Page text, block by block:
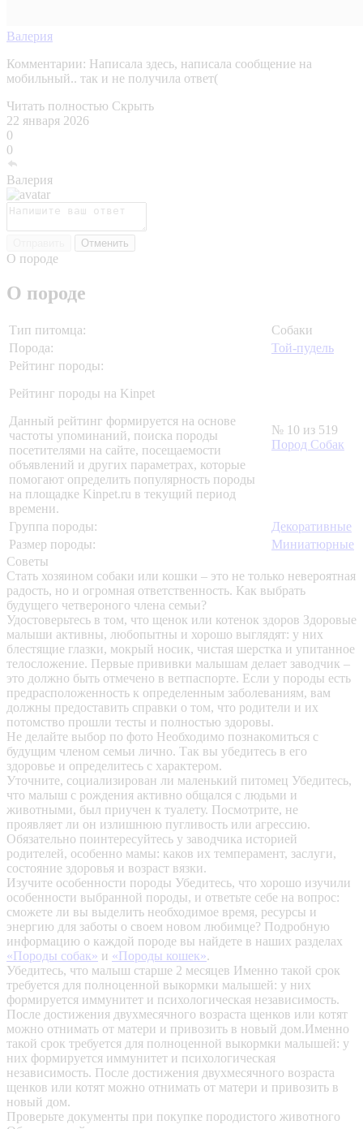
Валерия
Комментарии: Написала здесь, написала сообщение на
мобильный.. так и не получила ответ(
Читать полностью Скрыть
22 января 2026
0
0
Валерия
Отменить
О породе
О породе
Тип питомца:
Собаки
Порода:
Той-пудель
Рейтинг породы:
Рейтинг породы на Kinpet
Данный рейтинг формируется на основе
частоты упоминаний, поиска породы
посетителями на сайте, посещаемости
объявлений и других параметрах, которые
помогают определить популярность породы
на площадке Kinpet.ru в текущий период
времени.
№ 10 из 519
Пород Собак
Группа породы:
Декоративные
Размер породы:
Миниатюрные
Советы
Стать хозяином собаки или кошки – это не только невероятная
радость, но и огромная ответственность. Как выбрать
будущего четвероного члена семьи?
Удостоверьтесь в том, что щенок или котенок здоров Здоровые
малыши активны, любопытны и хорошо выглядят: у них
блестящие глазки, мокрый носик, чистая шерстка и упитанное
телосложение. Первые прививки малышам делает заводчик –
это должно быть отмечено в ветпаспорте. Если у породы есть
предрасположенность к определенным заболеваниям, вам
должны предоставить справки о том, что родители и их
потомство прошли тесты и полностью здоровы.
Не делайте выбор по фото Необходимо познакомиться с
будущим членом семьи лично. Так вы убедитесь в его
здоровье и определитесь с характером.
Уточните, социализирован ли маленький питомец Убедитесь,
что малыш с рождения активно общался с людьми и
животными, был приучен к туалету. Посмотрите, не
проявляет ли он излишнюю пугливость или агрессию.
Обязательно поинтересуйтесь у заводчика историей
родителей, особенно мамы: каков их темперамент, заслуги,
состояние здоровья и возраст вязки.
Изучите особенности породы Убедитесь, что хорошо изучили
особенности выбранной породы, и ответьте себе на вопрос:
сможете ли вы выделить необходимое время, ресурсы и
энергию для заботы о своем новом любимце? Подробную
информацию о каждой породе вы найдете в наших разделах
«Породы собак» и «Породы кошек».
Убедитесь, что малыш старше 2 месяцев Именно такой срок
требуется для полноценной выкормки малышей: у них
формируется иммунитет и психологическая независимость.
После достижения двухмесячного возраста щенков или котят
можно отнимать от матери и привозить в новый дом.Именно
такой срок требуется для полноценной выкормки малышей: у
них формируется иммунитет и психологическая
независимость. После достижения двухмесячного возраста
щенков или котят можно отнимать от матери и привозить в
новый дом.
Проверьте документы при покупке породистого животного